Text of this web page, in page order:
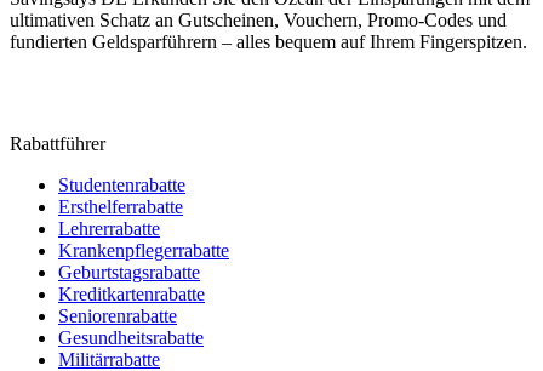
ultimativen Schatz an Gutscheinen, Vouchern, Promo-Codes und
fundierten Geldsparführern – alles bequem auf Ihrem Fingerspitzen.
Rabattführer
Studentenrabatte
Ersthelferrabatte
Lehrerrabatte
Krankenpflegerrabatte
Geburtstagsrabatte
Kreditkartenrabatte
Seniorenrabatte
Gesundheitsrabatte
Militärrabatte